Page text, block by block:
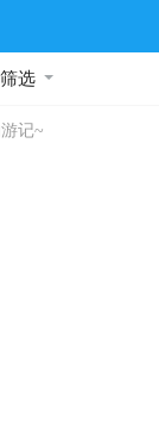
筛选
记~